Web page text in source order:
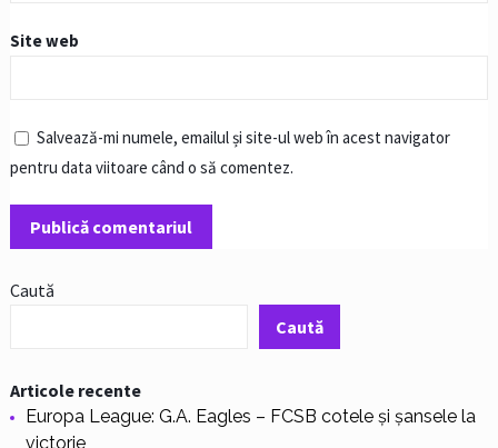
Site web
Salvează-mi numele, emailul și site-ul web în acest navigator
pentru data viitoare când o să comentez.
Caută
Caută
Articole recente
Europa League: G.A. Eagles – FCSB cotele și șansele la
victorie